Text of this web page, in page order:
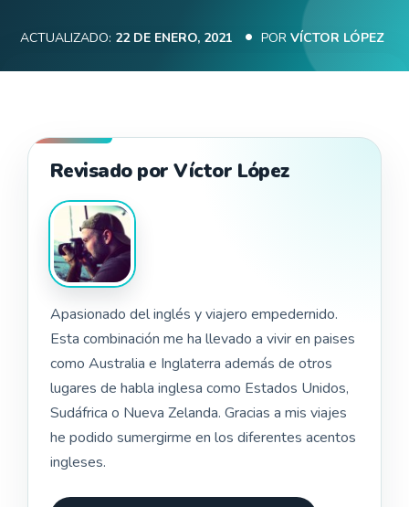
ACTUALIZADO: 22 DE ENERO, 2021 POR VÍCTOR LÓPEZ
Revisado por Víctor López
Apasionado del inglés y viajero empedernido.
Esta combinación me ha llevado a vivir en paises
como Australia e Inglaterra además de otros
lugares de habla inglesa como Estados Unidos,
Sudáfrica o Nueva Zelanda. Gracias a mis viajes
he podido sumergirme en los diferentes acentos
ingleses.